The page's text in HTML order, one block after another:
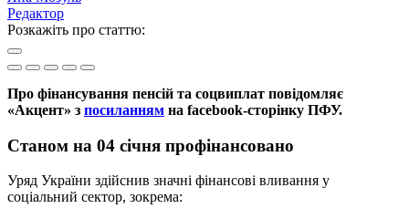
Редактор
Розкажіть про статтю:
Про фінансування пенсій та соцвиплат повідомляє
«Акцент» з посиланням на facebook-сторінку ПФУ.
Станом на 04 січня профінансовано
Уряд України здійснив значні фінансові вливання у
соціальний сектор, зокрема: